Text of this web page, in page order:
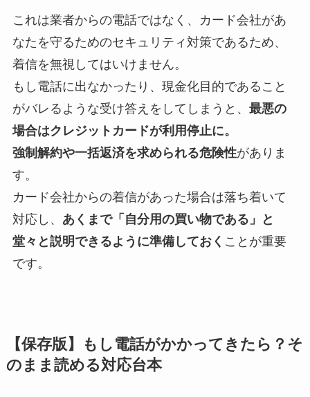
nemcsak a hozzáférést teszi rugalmasabbá, hanem
lehetőséget ad arra is, hogy a felhasználók jobban
megismerjék a felületet, a fizetési módokat és a
játékkínálat szerkezetét. Az alacsonyabb összegű
indulás iránti érdeklődés ezért az alacsony
befizetes casino típusú megoldások felé tereli a
figyelmet, ahol a hangsúly a mérsékelt kockázaton
és a tudatos pénzkezelésen van. A szolgáltatók
oldaláról ez gyakran szélesebb közönséget ér el,
miközben a játékosok számára átláthatóbbá válik,
milyen feltételek mellett érdemes elkezdeni a
használatot. A trend jól mutatja, hogy a kényelem
bevorzugen.
Unterhaltung.
meanings and sample sentences to ensure the
chosen option fits tone and situation. Regular use
improves vocabulary and confidence when
communicating across languages.
これは業者からの電話ではなく、カード会社があ
なたを守るためのセキュリティ対策であるため、
着信を無視してはいけません。
もし電話に出なかったり、現金化目的であること
がバレるような受け答えをしてしまうと、 最悪の
場合はクレジットカードが利用停止に。
強制解約や一括返済を求められる危険性がありま
す。
カード会社からの着信があった場合は落ち着いて
対応し、 あくまで「自分用の買い物である」と
堂々と説明できるように準備しておく ことが重要
です。
【保存版】もし電話がかかってきたら？そ
のまま読める対応台本